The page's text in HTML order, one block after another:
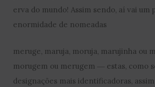
erva do mundo! Assim sendo, aí vai um
enormidade de nomeadas
meruge, maruja, moruja, marujinha ou
morugem ou merugem ― estas, como
designações mais identificadoras,